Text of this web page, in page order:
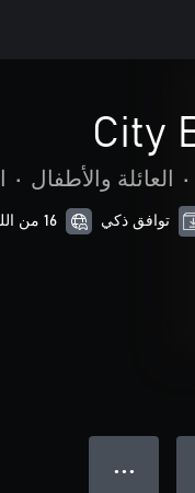
City
• العائلة والأطفال •
توافق ذكي 16 من اللغات المدعمة
● ● ●